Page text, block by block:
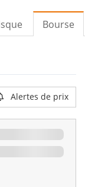
Bourse
Alertes de prix